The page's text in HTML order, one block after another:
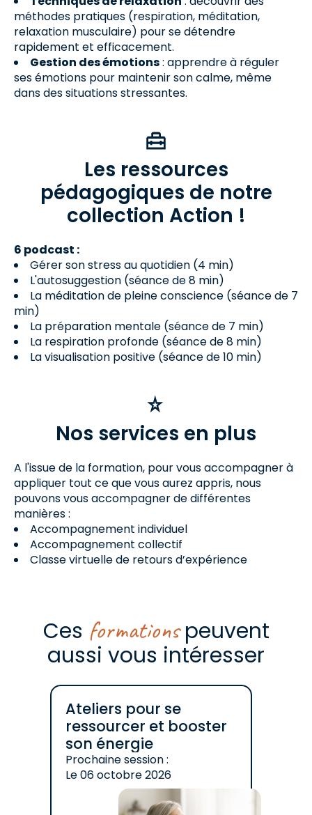
méthodes pratiques (respiration, méditation,
relaxation musculaire) pour se détendre
rapidement et efficacement.
Gestion des émotions: apprendre à réguler
ses émotions pour maintenir son calme, même
dans des situations stressantes.
Les ressources
pédagogiques de notre
collection Action !
6 podcast :
Gérer son stress au quotidien (4 min)
L'autosuggestion (séance de 8 min)
La méditation de pleine conscience (séance de 7
min)
La préparation mentale (séance de 7 min)
La respiration profonde (séance de 8 min)
La visualisation positive (séance de 10 min)
Nos services en plus
A l'issue de la formation, pour vous accompagner à
appliquer tout ce que vous aurez appris, nous
pouvons vous accompagner de différentes
manières :
Accompagnement individuel
Accompagnement collectif
Classe virtuelle de retours d’expérience
Ces formationspeuvent
aussi vous intéresser
Ateliers pour se
ressourcer et booster
son énergie
Prochaine session :
Le06 octobre 2026